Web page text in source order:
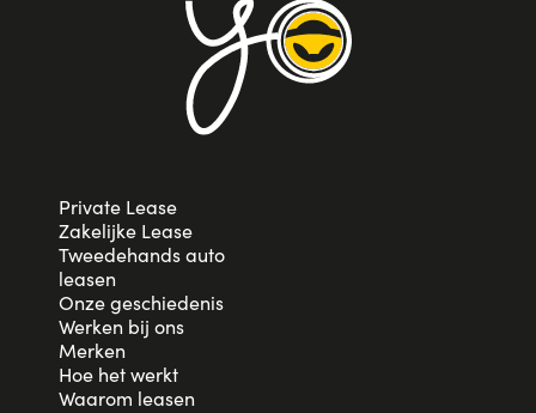
Private Lease
Zakelijke Lease
Tweedehands auto
leasen
Onze geschiedenis
Werken bij ons
Merken
Hoe het werkt
Waarom leasen